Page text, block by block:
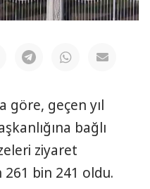
göre, geçen yıl
bağlı
ziyaret
261 bin 241 oldu.